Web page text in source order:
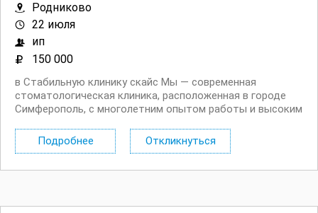
Родниково
22 июля
ип
150 000
в Стабильную клинику скайс Мы — современная
стоматологическая клиника, расположенная в городе
Симферополь, с многолетним опытом работы и высоким
специалистов, которые используют передовые методы
диагностики и лечения, обеспечивая нашим пациентам...
Подробнее Откликнуться